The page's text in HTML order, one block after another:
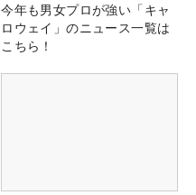
今年も男女プロが強い「キャ
ロウェイ」のニュース一覧は
こちら！